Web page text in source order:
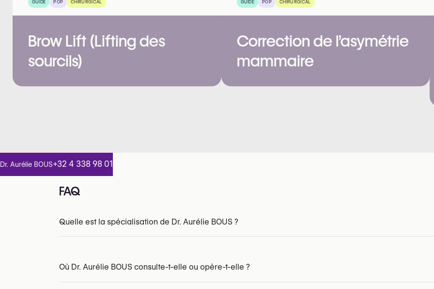
GUIDE POP CHIRURGICAL
Brow Lift (Lifting des
sourcils)
GUIDE POP CHIRURGICAL
Correction de l’asymétrie
mammaire
Dr. Aurélie BOUS+32 4 338 98 01
FAQ
Quelle est la spécialisation de Dr. Aurélie BOUS ?
INAMI/RIZIV:168134-64-210
Où Dr. Aurélie BOUS consulte-t-elle ou opère-t-elle ?